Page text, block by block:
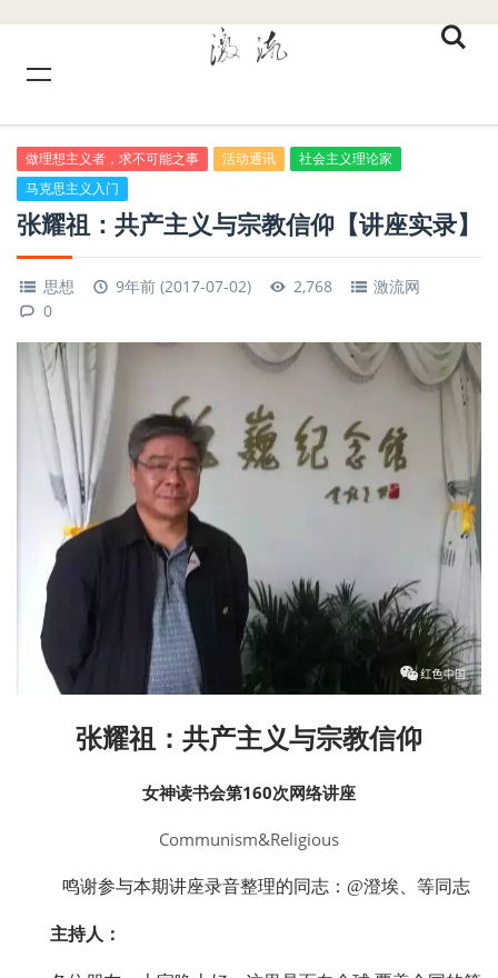
做理想主义者，求不可能之事 活动通讯
社会主义理论家
马克思主义入门
张耀祖：共产主义与宗教信仰【讲座实录】
思想 9年前 (2017-07-02) 2,768
激流网
0
张耀祖：共产主义与宗教信仰
女神读书会第160次网络讲座
Communism&Religious
鸣谢参与本期讲座录音整理的同志：@澄埃、等同志
主持人：